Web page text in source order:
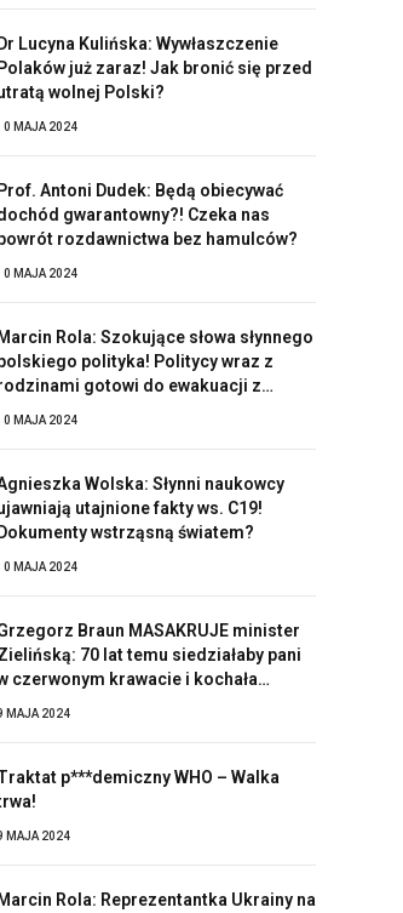
Dr Lucyna Kulińska: Wywłaszczenie
Polaków już zaraz! Jak bronić się przed
wolnej Polski?
MAJA 2024
Prof. Antoni Dudek: Będą obiecywać
gwarantowny?! Czeka nas
rozdawnictwa bez hamulców?
MAJA 2024
Marcin Rola: Szokujące słowa słynnego
polityka! Politycy wraz z
gotowi do ewakuacji z
MAJA 2024
Wolska: Słynni naukowcy
utajnione fakty ws. C19!
Dokumenty wstrząsną światem?
MAJA 2024
Braun MASAKRUJE minister
70 lat temu siedziałaby pani
czerwonym krawacie i kochała
MAJA 2024
p***demiczny WHO – Walka
MAJA 2024
Marcin Rola: Reprezentantka Ukrainy na